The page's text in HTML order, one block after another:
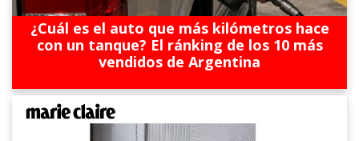
¿Cuál es el auto que más kilómetros hace
con un tanque? El ránking de los 10 más
vendidos de Argentina